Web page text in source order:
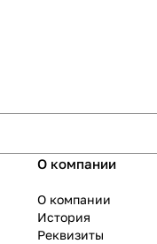
О компании
О компании
История
Реквизиты